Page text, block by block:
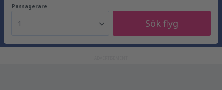
Passagerare
1 Sök flyg